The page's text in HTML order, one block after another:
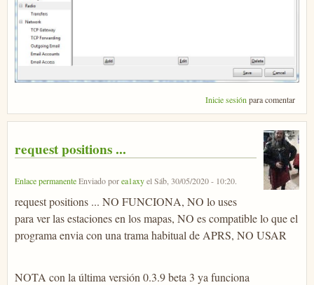
Inicie sesiónpara comentar
request positions ...
Enlace permanenteEnviado porea1axyelSáb, 30/05/2020 - 10:20.
request positions ... NO FUNCIONA, NO lo uses
para ver las estaciones en los mapas, NO es compatible lo que el
programa envia con una trama habitual de APRS, NO USAR
NOTA con la última versión 0.3.9 beta 3 ya funciona